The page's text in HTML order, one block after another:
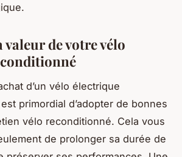
de votre vélo
d’un vélo électrique
primordial d’adopter de bonnes
vélo reconditionné. Cela vous
de prolonger sa durée de